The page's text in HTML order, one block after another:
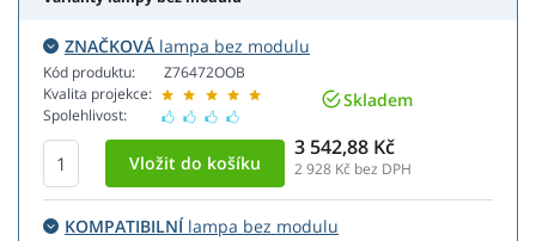
ZNAČKOVÁ lampa bez modulu
Kód produktu:
Kvalita projekce:
Spolehlivost:
Z76472OOB
Skladem
3 542,88 Kč
2 928 Kč bez DPH
KOMPATIBILNÍlampa bez modulu